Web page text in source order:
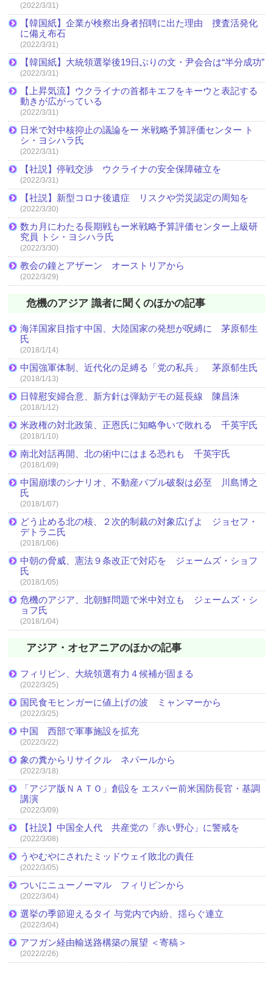
(2022/3/31)
【韓国紙】企業が検察出身者招聘に出た理由 捜査活発化
に備え布石
(2022/3/31)
【韓国紙】大統領選挙後19日ぶりの文・尹会合は“半分成功”
(2022/3/31)
【上昇気流】ウクライナの首都キエフをキーウと表記する
動きが広がっている
(2022/3/31)
日米で対中核抑止の議論をー 米戦略予算評価センター ト
シ・ヨシハラ氏
(2022/3/31)
【社説】停戦交渉 ウクライナの安全保障確立を
(2022/3/31)
【社説】新型コロナ後遺症 リスクや労災認定の周知を
(2022/3/30)
数カ月にわたる長期戦もー米戦略予算評価センター上級研
究員 トシ・ヨシハラ氏
(2022/3/30)
教会の鐘とアザーン オーストリアから
(2022/3/29)
危機のアジア 識者に聞くのほかの記事
海洋国家目指す中国、大陸国家の発想が呪縛に 茅原郁生
氏
(2018/1/14)
中国強軍体制、近代化の足縛る「党の私兵」 茅原郁生氏
(2018/1/13)
日韓慰安婦合意、新方針は弾劾デモの延長線 陳昌洙
(2018/1/12)
米政権の対北政策、正恩氏に知略争いで敗れる 千英宇氏
(2018/1/10)
南北対話再開、北の術中にはまる恐れも 千英宇氏
(2018/1/09)
中国崩壊のシナリオ、不動産バブル破裂は必至 川島博之
氏
(2018/1/07)
どう止める北の核、２次的制裁の対象広げよ ジョセフ・
デトラニ氏
(2018/1/06)
中朝の脅威、憲法９条改正で対応を ジェームズ・ショフ
氏
(2018/1/05)
危機のアジア、北朝鮮問題で米中対立も ジェームズ・シ
ョフ氏
(2018/1/04)
アジア・オセアニアのほかの記事
フィリピン、大統領選有力４候補が固まる
(2022/3/25)
国民食モヒンガーに値上げの波 ミャンマーから
(2022/3/25)
中国 西部で軍事施設を拡充
(2022/3/22)
象の糞からリサイクル ネパールから
(2022/3/18)
「アジア版ＮＡＴＯ」創設を エスパー前米国防長官・基調
講演
(2022/3/09)
【社説】中国全人代 共産党の「赤い野心」に警戒を
(2022/3/08)
うやむやにされたミッドウェイ敗北の責任
(2022/3/05)
ついにニューノーマル フィリピンから
(2022/3/04)
選挙の季節迎えるタイ 与党内で内紛、揺らぐ連立
(2022/3/04)
アフガン経由輸送路構築の展望 ＜寄稿＞
(2022/2/26)